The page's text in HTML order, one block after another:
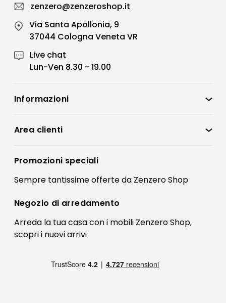
zenzero@zenzeroshop.it
Via Santa Apollonia, 9
37044 Cologna Veneta VR
Live chat
Lun-Ven 8.30 - 19.00
Informazioni
Condizioni di vendita
Preferenze Cookies
Termini e condizioni
Contatti
FAQ
Pagamenti
Area clienti
Registrati
Il mio account
Promozioni speciali
Sempre tantissimeofferteda Zenzero Shop
Negozio di arredamento
Arreda la tua casa con i mobili Zenzero Shop,
scopri i nuovi arrivi